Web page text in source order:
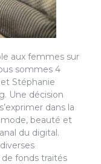
aux femmes sur
sommes 4
Stéphanie
Une décision
dans la
beauté et
du digital.
fonds traités